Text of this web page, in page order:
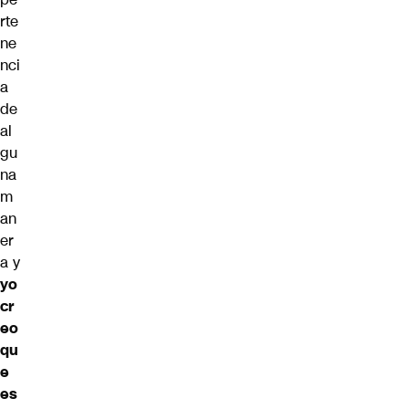
rte
ne
nci
a
de
al
gu
na
m
an
er
a y
yo
cr
eo
qu
e
es